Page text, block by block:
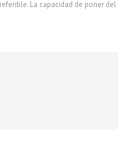
La capacidad de poner